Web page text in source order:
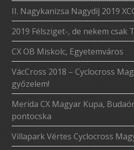
II. Nagykanizsa Nagydíj 2019
2019 Félsziget-, de nekem csak
CX OB Miskolc, Egyetemváros
VácCross 2018 – Cyclocross
győzelem!
Merida CX Magyar Kupa,
pontocska
Villapark Vértes Cyclocross